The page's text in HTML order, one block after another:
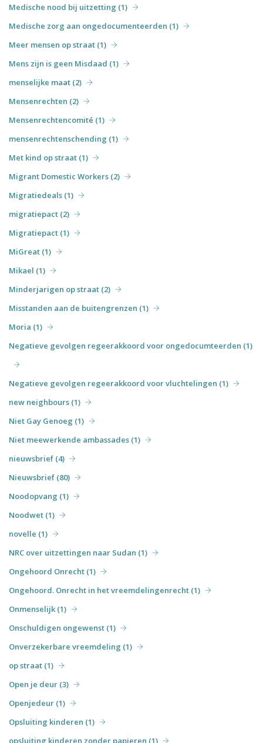
Medische nood bij uitzetting (1)
Medische zorg aan ongedocumenteerden (1)
Meer mensen op straat (1)
Mens zijn is geen Misdaad (1)
menselijke maat (2)
Mensenrechten (2)
Mensenrechtencomité (1)
mensenrechtenschending (1)
Met kind op straat (1)
Migrant Domestic Workers (2)
Migratiedeals (1)
migratiepact (2)
Migratiepact (1)
MiGreat (1)
Mikael (1)
Minderjarigen op straat (2)
Misstanden aan de buitengrenzen (1)
Moria (1)
Negatieve gevolgen regeerakkoord voor ongedocumteerden (1)
Negatieve gevolgen regeerakkoord voor vluchtelingen (1)
new neighbours (1)
Niet Gay Genoeg (1)
Niet meewerkende ambassades (1)
nieuwsbrief (4)
Nieuwsbrief (80)
Noodopvang (1)
Noodwet (1)
novelle (1)
NRC over uitzettingen naar Sudan (1)
Ongehoord Onrecht (1)
Ongehoord. Onrecht in het vreemdelingenrecht (1)
Onmenselijk (1)
Onschuldigen ongewenst (1)
Onverzekerbare vreemdeling (1)
op straat (1)
Open je deur (3)
Openjedeur (1)
Opsluiting kinderen (1)
opsluiting kinderen zonder papieren (1)